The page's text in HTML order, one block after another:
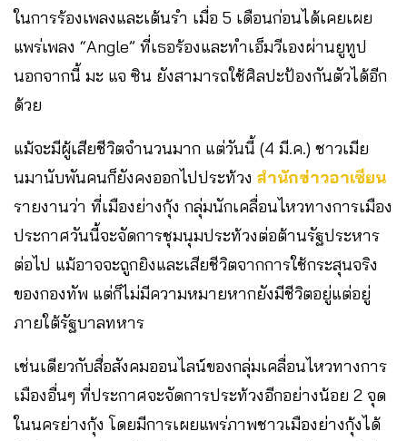
ในการร้องเพลงและเต้นรำ เมื่อ 5 เดือนก่อนได้เคยเผย
แพร่เพลง “Angle” ที่เธอร้องและทำเอ็มวีเองผ่านยูทูป
นอกจากนี้ มะ แจ ซิน ยังสามารถใช้ศิลปะป้องกันตัวได้อีก
ด้วย
แม้จะมีผู้เสียชีวิตจำนวนมาก แต่วันนี้ (4 มี.ค.) ชาวเมีย
นมานับพันคนก็ยังคงออกไปประท้วง สำนักข่าวอาเซียน
รายงานว่า ที่เมืองย่างกุ้ง กลุ่มนักเคลื่อนไหวทางการเมือง
ประกาศวันนี้จะจัดการชุมนุมประท้วงต่อต้านรัฐประหาร
ต่อไป แม้อาจจะถูกยิงและเสียชีวิตจากการใช้กระสุนจริง
ของกองทัพ แต่ก็ไม่มีความหมายหากยังมีชีวิตอยู่แต่อยู่
ภายใต้รัฐบาลทหาร
เช่นเดียวกับสื่อสังคมออนไลน์ของกลุ่มเคลื่อนไหวทางการ
เมืองอื่นๆ ที่ประกาศจะจัดการประท้วงอีกอย่างน้อย 2 จุด
ในนครย่างกุ้ง โดยมีการเผยแพร่ภาพชาวเมืองย่างกุ้งได้